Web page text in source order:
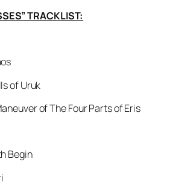
TRACKLIST:
of Uruk
of The Four Parts of Eris
Begin